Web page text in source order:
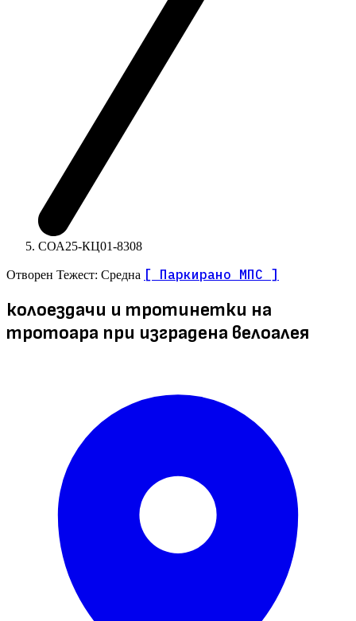
СОА25-КЦ01-8308
Отворен Тежест: Средна [ Паркирано МПС ]
колоездачи и тротинетки на
тротоара при изградена велоалея